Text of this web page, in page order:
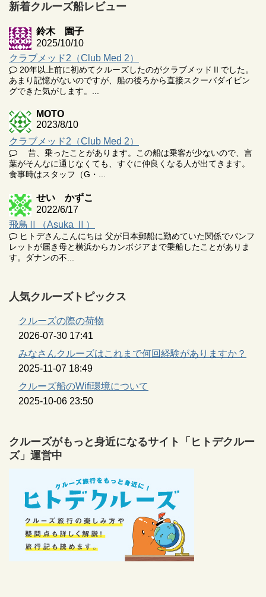
新着クルーズ船レビュー
鈴木 園子
2025/10/10
クラブメッド2（Club Med 2）
20年以上前に初めてクルーズしたのがクラブメッドⅡでした。
あまり記憶がないのですが、船の後ろから直接スクーバダイビン
グできた気がします。...
MOTO
2023/8/10
クラブメッド2（Club Med 2）
昔、乗ったことがあります。この船は乗客が少ないので、言
葉がそんなに通じなくても、すぐに仲良くなる人が出てきます。
食事時はスタッフ（G・...
せい かずこ
2022/6/17
飛鳥Ⅱ（Asuka Ⅱ）
ヒトデさんこんにちは 父が日本郵船に勤めていた関係でパンフ
レットが届き母と横浜からカンボジアまで乗船したことがありま
す。ダナンの不...
人気クルーズトピックス
クルーズの際の荷物
2026-07-30 17:41
みなさんクルーズはこれまで何回経験がありますか？
2025-11-07 18:49
クルーズ船のWifi環境について
2025-10-06 23:50
クルーズがもっと身近になるサイト「ヒトデクルー
ズ」運営中